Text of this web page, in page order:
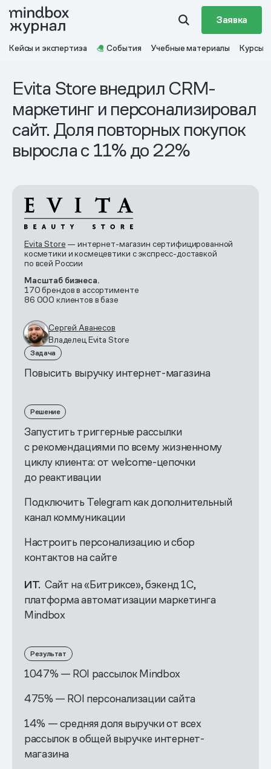
Заявка
Кейсы и экспертиза События Учебные материалы Курсы
Evita Store внедрил CRM-
маркетинг и персонализировал
сайт. Доля повторных покупок
выросла с 11% до 22%
Evita Store — интернет-магазин сертифицированной
косметики и космецевтики с экспресс-доставкой
по всей России
Масштаб бизнеса.
170 брендов в ассортименте
86 000 клиентов в базе
Сергей Аванесов
Владелец Evita Store
Задача
Повысить выручку интернет-магазина
Решение
Запустить триггерные рассылки
с рекомендациями по всему жизненному
циклу клиента: от welcome-цепочки
до реактивации
Подключить Telegram как дополнительный
канал коммуникации
Настроить персонализацию и сбор
контактов на сайте
ИТ.Сайт на «Битриксе», бэкенд 1С,
платформа автоматизации маркетинга
Mindbox
Результат
1047% — ROI рассылок Mindbox
475% — ROI персонализации сайта
14% — средняя доля выручки от всех
рассылок в общей выручке интернет-
магазина